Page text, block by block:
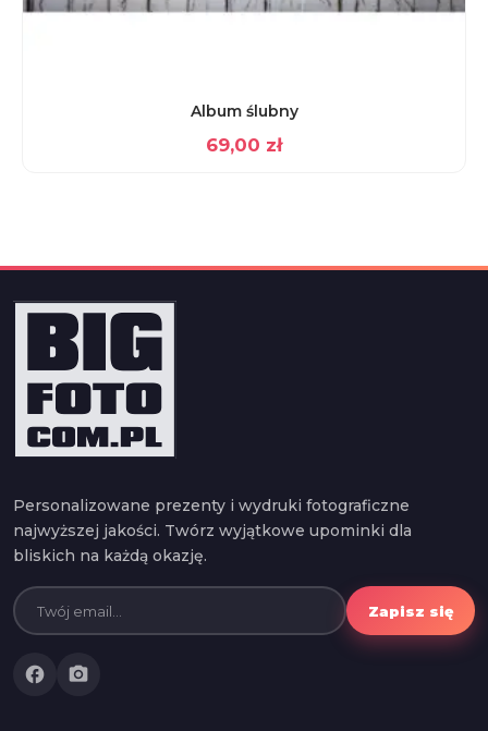
Album ślubny
69,00 zł
Personalizowane prezenty i wydruki fotograficzne
najwyższej jakości. Twórz wyjątkowe upominki dla
bliskich na każdą okazję.
Zapisz się
facebook photo_camera